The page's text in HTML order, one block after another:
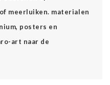
meerluiken. materialen
posters en
art naar de